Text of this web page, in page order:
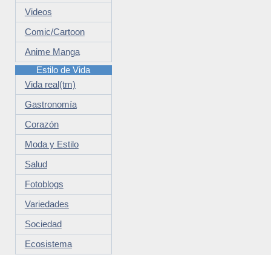
Videos
Comic/Cartoon
Anime Manga
Estilo de Vida
Vida real(tm)
Gastronomía
Corazón
Moda y Estilo
Salud
Fotoblogs
Variedades
Sociedad
Ecosistema